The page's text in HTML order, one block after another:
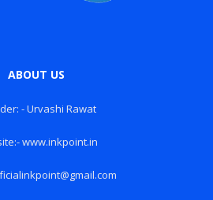
ABOUT US
- Urvashi Rawat
www.inkpoint.in